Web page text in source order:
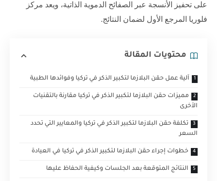
على تحفيز الأنسجة عبر الصفائح الدموية الذاتية، ويعد مركز
فلوريا المرجع الأول لضمان النتائج.
محتويات المقالة
آلية عمل حقن البلازما لتكبير الذكر في تركيا وفوائدها الطبية
مميزات حقن البلازما لتكبير الذكر في تركيا مقارنة بالتقنيات
الأخرى
تكلفة حقن البلازما لتكبير الذكر في تركيا والمعايير التي تحدد
السعر
خطوات إجراء حقن البلازما لتكبير الذكر في تركيا في العيادة
النتائج المتوقعة بعد الجلسات وكيفية الحفاظ عليها